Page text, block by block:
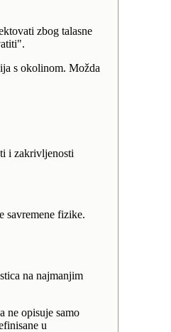
zbog talasne
s okolinom. Možda
i zakrivljenosti
savremene fizike.
na najmanjim
ne opisuje samo
u